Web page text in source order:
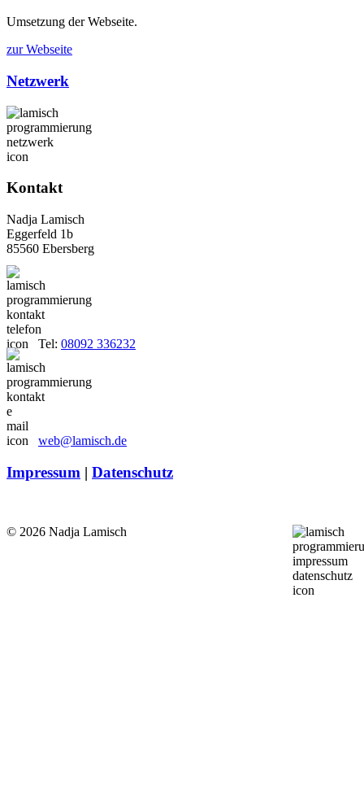
Umsetzung der Webseite.
zur Webseite
Netzwerk
Kontakt
Nadja Lamisch
Eggerfeld 1b
85560 Ebersberg
Tel: 08092 336232
web@lamisch.de
Impressum | Datenschutz
© 2026 Nadja Lamisch